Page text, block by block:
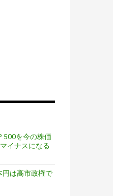
500を今の株価
イナスになる
円は高市政権で